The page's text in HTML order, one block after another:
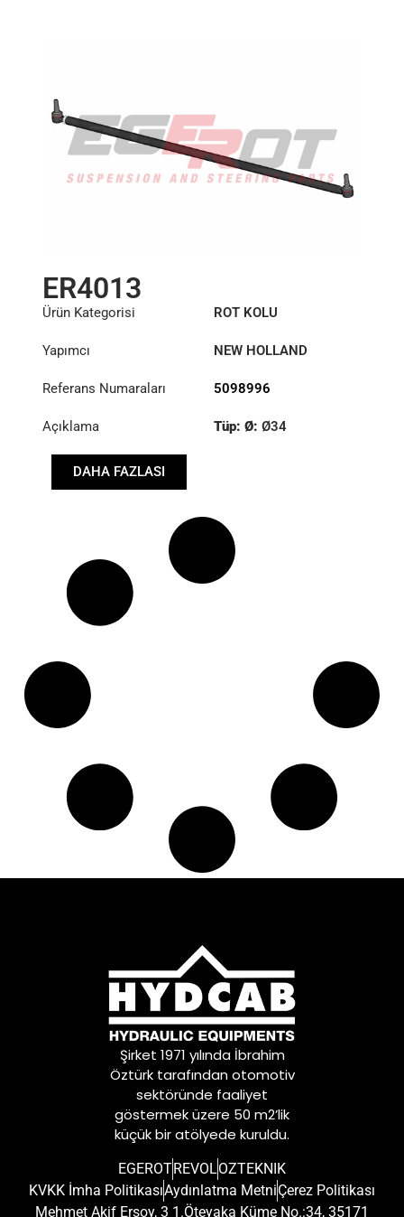
ER4013
Ürün Kategorisi ROT KOLU
Yapımcı NEW HOLLAND
Referans Numaraları 5098996
Açıklama Tüp: Ø: Ø34
DAHA FAZLASI
Şirket 1971 yılında İbrahim
Öztürk tarafından otomotiv
sektöründe faaliyet
göstermek üzere 50 m2’lik
küçük bir atölyede kuruldu.
EGEROTREVOLOZTEKNIK
KVKK İmha PolitikasıAydınlatma MetniÇerez Politikası
Mehmet Akif Ersoy, 3 1.Öteyaka Küme No.:34, 35171